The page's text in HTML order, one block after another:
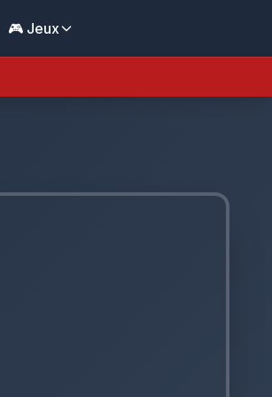
🎮 Jeux